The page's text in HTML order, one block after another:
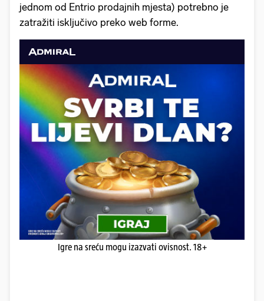
jednom od Entrio prodajnih mjesta) potrebno je
zatražiti isključivo preko web forme.
Igre na sreću mogu izazvati ovisnost. 18+